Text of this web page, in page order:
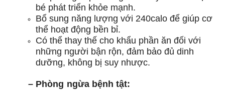
bé phát triển khỏe mạnh.
Bổ sung năng lượng với 240calo để giúp cơ
thể hoạt động bền bỉ.
Có thể thay thế cho khẩu phần ăn đối với
những người bận rộn, đảm bảo đủ dinh
dưỡng, không bị suy nhược.
– Phòng ngừa bệnh tật: